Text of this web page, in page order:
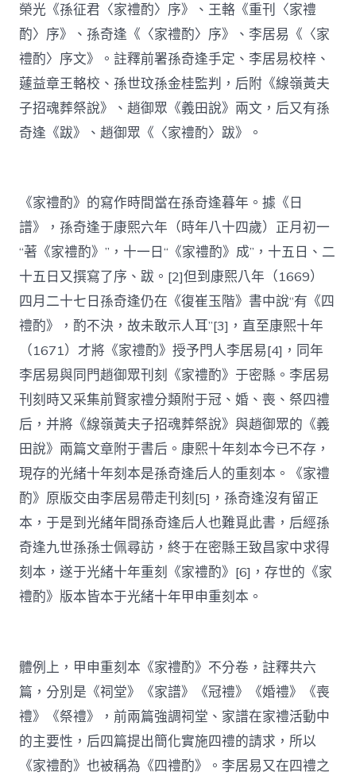
榮光《孫征君〈家禮酌〉序》、王輅《重刊〈家禮
酌〉序》、孫奇逢《〈家禮酌〉序》、李居易《〈家
禮酌〉序文》。註釋前署孫奇逢手定、李居易校梓、
蘧益章王輅校、孫世玟孫金桂監判，后附《線嶺黃夫
子招魂葬祭說》、趙御眾《義田說》兩文，后又有孫
奇逢《跋》、趙御眾《〈家禮酌〉跋》。
《家禮酌》的寫作時間當在孫奇逢暮年。據《日
譜》，孫奇逢于康熙六年（時年八十四歲）正月初一
“著《家禮酌》”，十一日“《家禮酌》成”，十五日、二
十五日又撰寫了序、跋。[2]但到康熙八年（1669）
四月二十七日孫奇逢仍在《復崔玉階》書中說“有《四
禮酌》，酌不決，故未敢示人耳”[3]，直至康熙十年
（1671）才將《家禮酌》授予門人李居易[4]，同年
李居易與同門趙御眾刊刻《家禮酌》于密縣。李居易
刊刻時又采集前賢家禮分類附于冠、婚、喪、祭四禮
后，并將《線嶺黃夫子招魂葬祭說》與趙御眾的《義
田說》兩篇文章附于書后。康熙十年刻本今已不存，
現存的光緒十年刻本是孫奇逢后人的重刻本。《家禮
酌》原版交由李居易帶走刊刻[5]，孫奇逢沒有留正
本，于是到光緒年間孫奇逢后人也難覓此書，后經孫
奇逢九世孫孫士佩尋訪，終于在密縣王致昌家中求得
刻本，遂于光緒十年重刻《家禮酌》[6]，存世的《家
禮酌》版本皆本于光緒十年甲申重刻本。
體例上，甲申重刻本《家禮酌》不分卷，註釋共六
篇，分別是《祠堂》《家譜》《冠禮》《婚禮》《喪
禮》《祭禮》，前兩篇強調祠堂、家譜在家禮活動中
的主要性，后四篇提出簡化實施四禮的請求，所以
《家禮酌》也被稱為《四禮酌》。李居易又在四禮之